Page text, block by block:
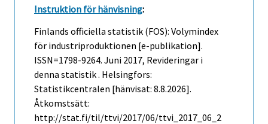
Instruktion för hänvisning:
Finlands officiella statistik (FOS): Volymindex
för industriproduktionen [e-publikation].
ISSN=1798-9264. Juni 2017, Revideringar i
denna statistik . Helsingfors:
Statistikcentralen [hänvisat: 8.8.2026].
Åtkomstsätt:
http://stat.fi/til/ttvi/2017/06/ttvi_2017_06_2